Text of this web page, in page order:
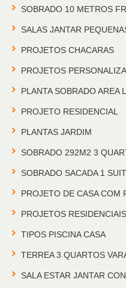
SOBRADO 10 METROS
SALAS JANTAR
PROJETOS CHACARAS
PROJETOS
PLANTA SOBRADO AREA
PROJETO RESIDENCIAL
PLANTAS JARDIM
SOBRADO 292M2 3
SOBRADO SACADA 1
PROJETO DE CASA COM
PROJETOS
TIPOS PISCINA CASA
TERREA 3 QUARTOS
SALA ESTAR JANTAR